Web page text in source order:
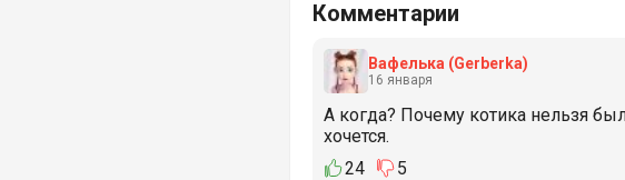
Комментарии
Вафелька (Gerberka)
16 января
А когда? Почему котика нельзя
хочется.
24
5